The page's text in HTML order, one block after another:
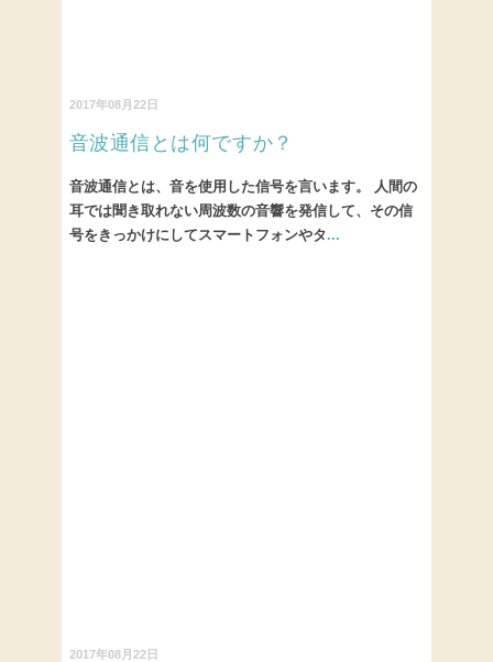
2017年08月22日
音波通信とは何ですか？
音波通信とは、音を使用した信号を言います。 人間の
耳では聞き取れない周波数の音響を発信して、その信
号をきっかけにしてスマートフォンやタ...
2017年08月22日